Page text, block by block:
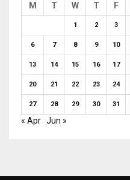
M T W T F
1 2 3
6 7 8 9 10
13 14 15 16 17
20 21 22 23 24
27 28 29 30 31
« Apr Jun »